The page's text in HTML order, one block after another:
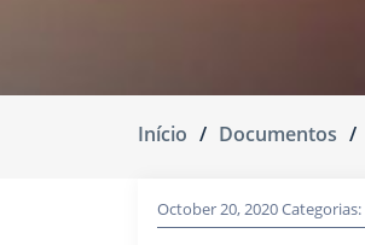
Início Documentos
October 20, 2020Categorias: